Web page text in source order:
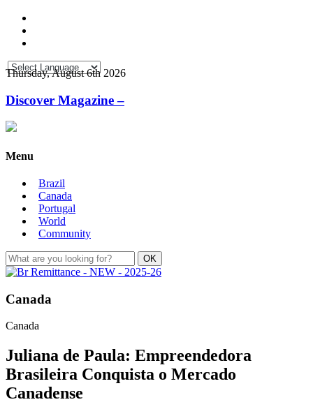
Thursday, August 6th 2026
Discover Magazine –
Menu
Brazil
Canada
Portugal
World
Community
Canada
Canada
Juliana de Paula: Empreendedora
Brasileira Conquista o Mercado
Canadense